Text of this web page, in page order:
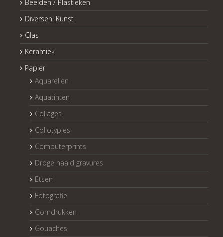
Beelden / Plastieken
Diversen: Kunst
Glas
Keramiek
Papier
Aquarellen
Aquatinten
Collages
Collotypies
Computerprints
Droge naald gravures
Etsen
Fotografie
Gomdrukken
Gouaches